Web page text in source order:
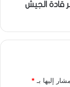
قادة الجيش
إليها بـ*